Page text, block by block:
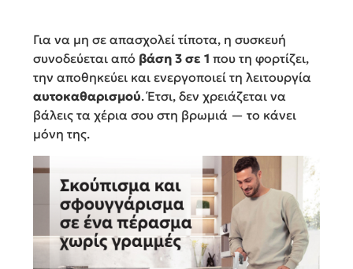
Για να μη σε απασχολεί τίποτα, η συσκευή
συνοδεύεται από βάση 3 σε 1 που τη φορτίζει,
την αποθηκεύει και ενεργοποιεί τη λειτουργία
αυτοκαθαρισμού. Έτσι, δεν χρειάζεται να
βάλεις τα χέρια σου στη βρωμιά — το κάνει
μόνη της.